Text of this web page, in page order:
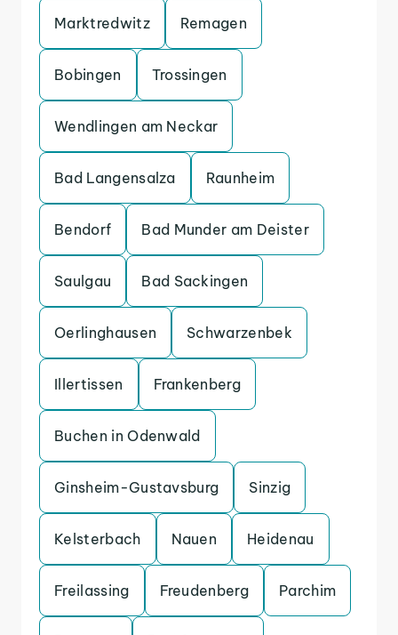
Marktredwitz Remagen
Bobingen Trossingen
Wendlingen am Neckar
Bad Langensalza Raunheim
Bendorf Bad Munder am Deister
Saulgau Bad Sackingen
Oerlinghausen Schwarzenbek
Illertissen Frankenberg
Buchen in Odenwald
Ginsheim-Gustavsburg Sinzig
Kelsterbach Nauen Heidenau
Freilassing Freudenberg Parchim